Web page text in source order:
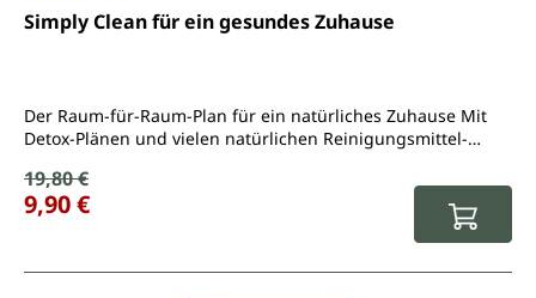
Durchschnittliche Bewertung von 4.7 von 5 Sternen
Simply Clean für ein gesundes Zuhause
Der Raum-für-Raum-Plan für ein natürliches Zuhause Mit
Detox-Plänen und vielen natürlichen Reinigungsmittel-
Verkaufspreis:
Regulärer Preis:
19,80 €
9,90 €